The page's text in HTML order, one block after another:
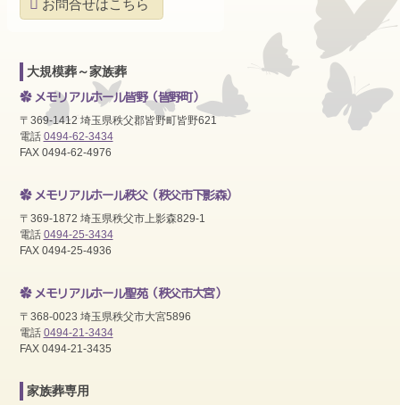
お問合せはこちら
大規模葬～家族葬
メモリアルホール皆野（皆野町）
〒369-1412 埼玉県秩父郡皆野町皆野621
電話 0494-62-3434
FAX 0494-62-4976
メモリアルホール秩父（秩父市下影森）
〒369-1872 埼玉県秩父市上影森829-1
電話 0494-25-3434
FAX 0494-25-4936
メモリアルホール聖苑（秩父市大宮）
〒368-0023 埼玉県秩父市大宮5896
電話 0494-21-3434
FAX 0494-21-3435
家族葬専用